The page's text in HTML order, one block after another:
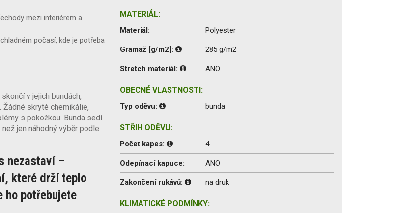
mezi interiérem a
počasí, kde je potřeba
v jejich bundách,
skryté chemikálie,
s pokožkou. Bunda sedí
jen náhodný výběr podle
nezastaví –
které drží teplo
ho potřebujete
MATERIÁL:
Materiál: Polyester
Gramáž [g/m2]: 285 g/m2
Stretch materiál: ANO
OBECNÉ VLASTNOSTI:
Typ oděvu: bunda
STŘIH ODĚVU:
Počet kapes: 4
Odepínací kapuce: ANO
Zakončení rukávů: na druk
KLIMATICKÉ PODMÍNKY: